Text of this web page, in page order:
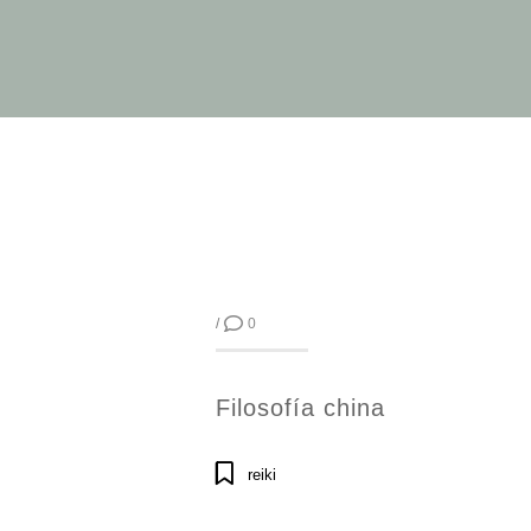
/ 0
Filosofía china
reiki